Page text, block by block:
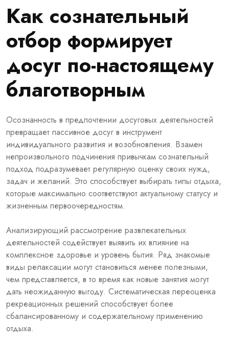
Как сознательный
отбор формирует
досуг по-настоящему
благотворным
Осознанность в предпочтении досуговых деятельностей
превращает пассивное досуг в инструмент
индивидуального развития и возобновления. Взамен
непроизвольного подчинения привычкам сознательный
подход подразумевает регулярную оценку своих нужд,
задач и желаний. Это способствует выбирать типы отдыха,
которые максимально соответствуют актуальному статусу и
жизненным первоочередностям.
Анализирующий рассмотрение развлекательных
деятельностей содействует выявить их влияние на
комплексное здоровье и уровень бытия. Ряд знакомые
виды релаксации могут становиться менее полезными,
чем представляется, в то время как новые занятия могут
дать неожиданную выгоду. Систематическая переоценка
рекреационных решений способствует более
сбалансированному и содержательному применению
отдыха.